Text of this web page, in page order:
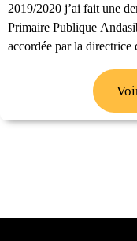
2019/2020 j’ai fait une
Primaire Publique